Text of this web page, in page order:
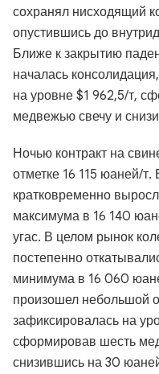
сохранял нисходящий
опустившись до
Ближе к закрытию
началась
на уровне $1 962,5/т,
медвежью свечу и
Ночью контракт на
отметке 16 115 юаней/
кратковременно
максимума в 16 140
угас. В целом рынок
постепенно
минимума в 16 060
произошел небольшой
зафиксировалась на
сформировав шесть
снизившись на 30